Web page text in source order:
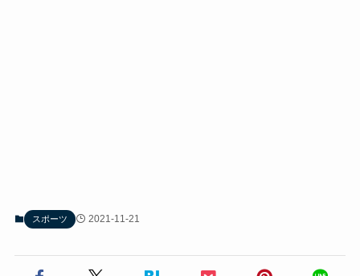
スポーツ 2021-11-21